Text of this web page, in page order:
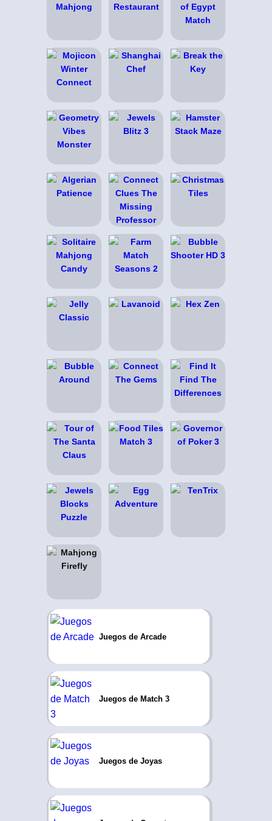
Juegos de Arcade
Juegos de Match 3
Juegos de Joyas